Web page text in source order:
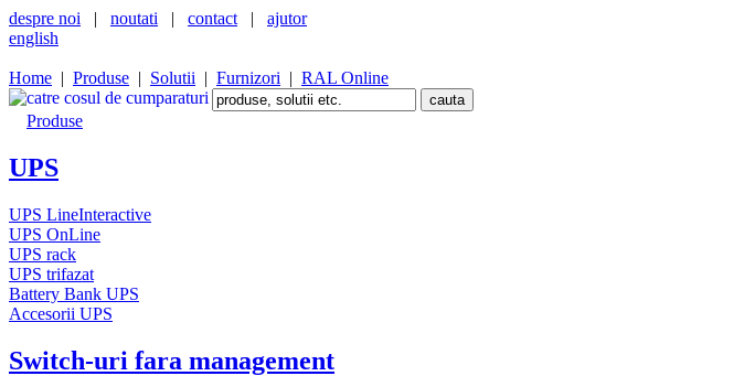
despre noi | noutati | contact | ajutor
english
Home | Produse | Solutii | Furnizori | RAL Online
Produse
UPS
UPS LineInteractive
UPS OnLine
UPS rack
UPS trifazat
Battery Bank UPS
Accesorii UPS
Switch-uri fara management